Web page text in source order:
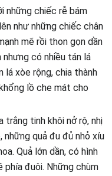
những chiếc rễ bám
như những chiếc chân
mẽ rồi thon gọn dần
nhưng có nhiều tán lá
lá xòe rộng, chia thành
lồ che mát cho
trắng tinh khôi nở rộ, nhị
những quả đu đủ nhỏ xíu
Quả lớn dần, có hình
phía đuôi. Những chùm